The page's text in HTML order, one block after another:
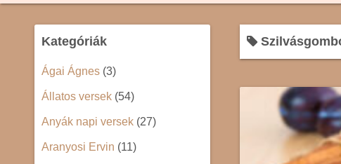
c
Kategóriák
Ágai Ágnes (3)
Állatos versek (54)
Anyák napi versek (27)
Aranyosi Ervin (11)